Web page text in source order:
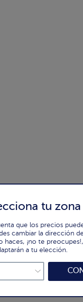
Página 1 de 1
tu zona
que los precios
cambiar la dirección
haces, ¡no te
a tu elección.